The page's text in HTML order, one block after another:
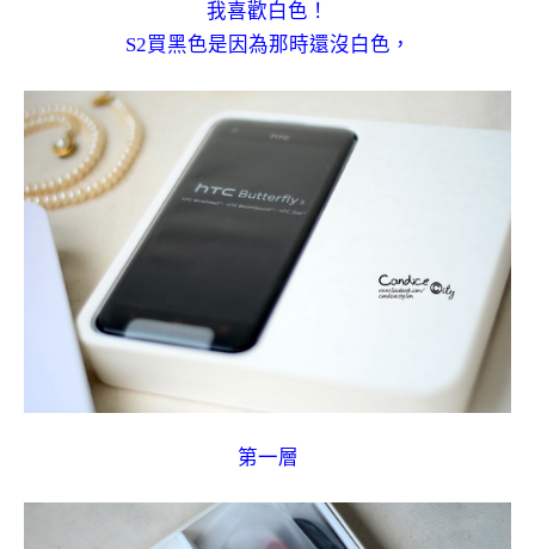
我喜歡白色！
S2買黑色是因為那時還沒白色，
第一層